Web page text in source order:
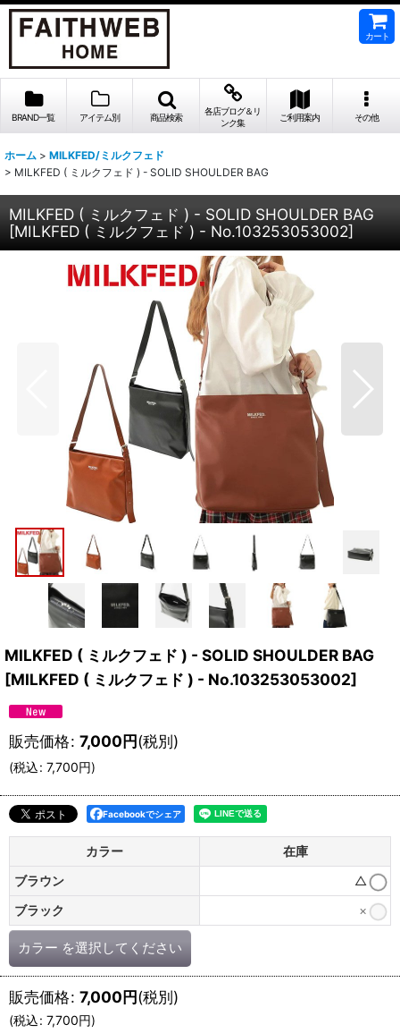
カート
BRAND一覧 アイテム別 商品検索
各店ブログ＆リ
ンク集
ご利用案内 その他
ホーム > MILKFED/ミルクフェド
> MILKFED ( ミルクフェド ) - SOLID SHOULDER BAG
MILKFED ( ミルクフェド ) - SOLID SHOULDER BAG
[MILKFED ( ミルクフェド ) - No.103253053002]
MILKFED ( ミルクフェド ) - SOLID SHOULDER BAG
[MILKFED ( ミルクフェド ) - No.103253053002]
販売価格: 7,000円(税別)
(税込: 7,700円)
Facebookでシェア
カラー
在庫
ブラウン
△
ブラック
×
カラー を選択してください
販売価格: 7,000円(税別)
(税込: 7,700円)